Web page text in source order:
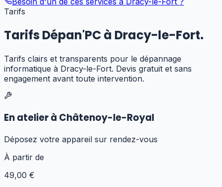
Tarifs
Tarifs Dépan'PC à Dracy-le-Fort.
Tarifs clairs et transparents pour le dépannage
informatique à Dracy-le-Fort. Devis gratuit et sans
engagement avant toute intervention.
En atelier à Châtenoy-le-Royal
Déposez votre appareil sur rendez-vous
À partir de
49,00 €